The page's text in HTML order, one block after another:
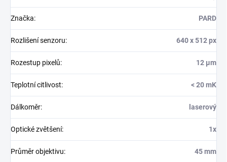
Značka: PARD
Rozlišení senzoru: 640 x 512 px
Rozestup pixelů: 12 µm
Teplotní citlivost: < 20 mK
Dálkoměr: laserový
Optické zvětšení: 1x
Průměr objektivu: 45 mm